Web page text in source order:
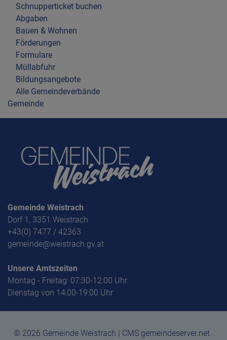
Schnupperticket buchen
Abgaben
Bauen & Wohnen
Förderungen
Formulare
Müllabfuhr
Bildungsangebote
Alle Gemeindeverbände
Gemeinde
Gemeinde Weistrach
Dorf 1, 3351 Weistrach
+43(0) 7477 / 42363
gemeinde@weistrach.gv.at
Unsere Amtszeiten
Montag - Freitag: 07:30-12:00 Uhr
Dienstag von 14:00-19:00 Uhr
© 2026 Gemeinde Weistrach | CMS gemeindeserver.net